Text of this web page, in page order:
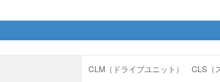
CLM（ドライブユニット） CLS（